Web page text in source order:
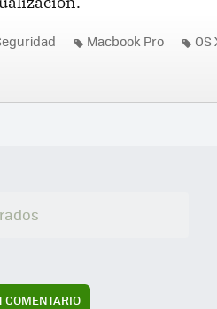
Macbook Pro OS
COMENTARIO